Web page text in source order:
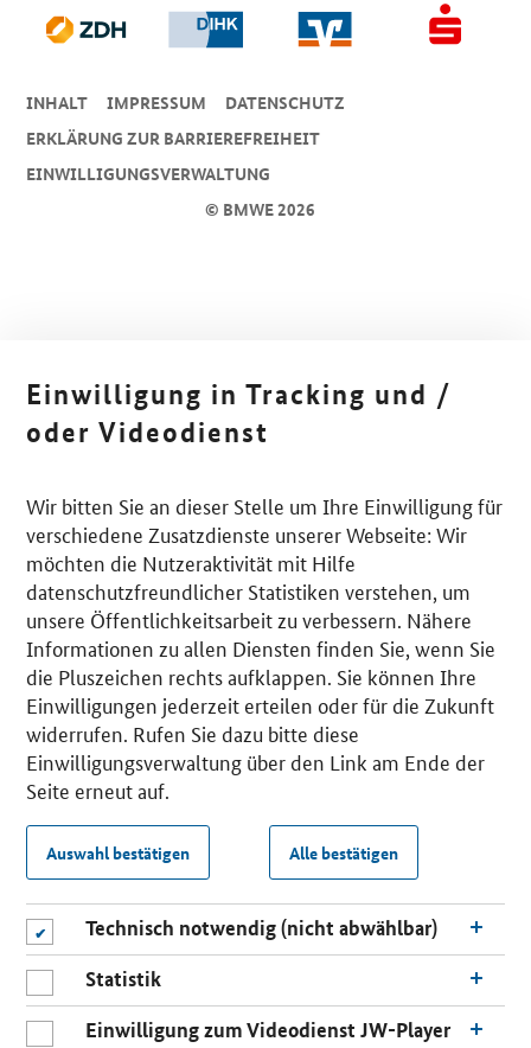
© BMWE 2026
INHALT IMPRESSUM
DA­TEN­SCHUTZ
ERKLÄRUNG ZUR BARRIEREFREIHEIT
EINWILLIGUNGSVERWALTUNG
Einwilligung in Tracking und /
oder Videodienst
Wir bitten Sie an dieser Stelle um Ihre Einwilligung für
verschiedene Zusatzdienste unserer Webseite: Wir
möchten die Nutzeraktivität mit Hilfe
datenschutzfreundlicher Statistiken verstehen, um
unsere Öffentlichkeitsarbeit zu verbessern. Nähere
Informationen zu allen Diensten finden Sie, wenn Sie
die Pluszeichen rechts aufklappen. Sie können Ihre
Einwilligungen jederzeit erteilen oder für die Zukunft
widerrufen. Rufen Sie dazu bitte diese
Einwilligungsverwaltung über den Link am Ende der
Seite erneut auf.
Auswahl bestätigen Alle bestätigen
Technisch notwendig (nicht abwählbar)
Statistik
Einwilligung zum Videodienst JW-Player